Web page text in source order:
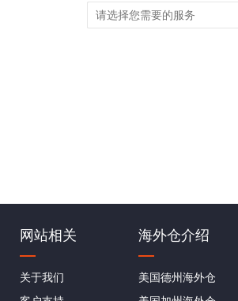
网站相关
关于我们
海外仓介绍
美国德州海外仓